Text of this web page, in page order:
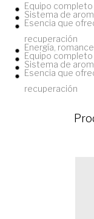
Equipo
Sistema de
Esencia que
recuperación
Energía,
Equipo
Sistema de
Esencia que
recuperación